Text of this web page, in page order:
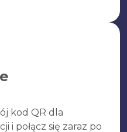
kod QR dla
i połącz się zaraz po